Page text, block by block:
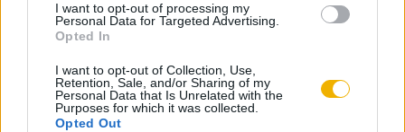
I want to opt-out of processing my
Personal Data for Targeted Advertising.
Opted In
I want to opt-out of Collection, Use,
Retention, Sale, and/or Sharing of my
Personal Data that Is Unrelated with the
Purposes for which it was collected.
Opted Out
Az osztrák semlegesség
VISSZA AZ OLDAL TETEJÉRE